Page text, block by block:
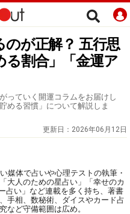
が正解？ 五行思
る割合」「金運ア
っていく開運コラムをお届けし
める習慣」について解説しま
更新日： 2026年06月12日
媒体で占いや心理テストの執筆・
大人のための星占い」「幸せのカ
占い」など連載を多く持ち、著書
手相、数秘術、ダイスやカード占
など守備範囲は広め。